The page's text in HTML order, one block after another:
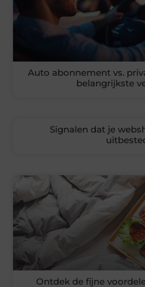
Auto abonnement vs.
belangrijkste
Signalen dat je
Ontdek de fijne